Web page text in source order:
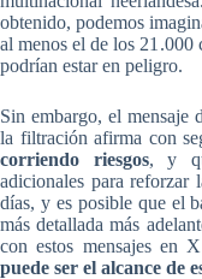
obtenido, podemos
al menos el de los
podrían estar en peligro.
Sin embargo, el mensaje
la filtración afirma con
corriendo riesgos, y
adicionales para reforzar
días, y es posible que el
más detallada más
con estos mensajes en
puede ser el alcance de